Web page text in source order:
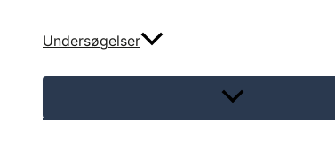
Undersøgelser
Menu